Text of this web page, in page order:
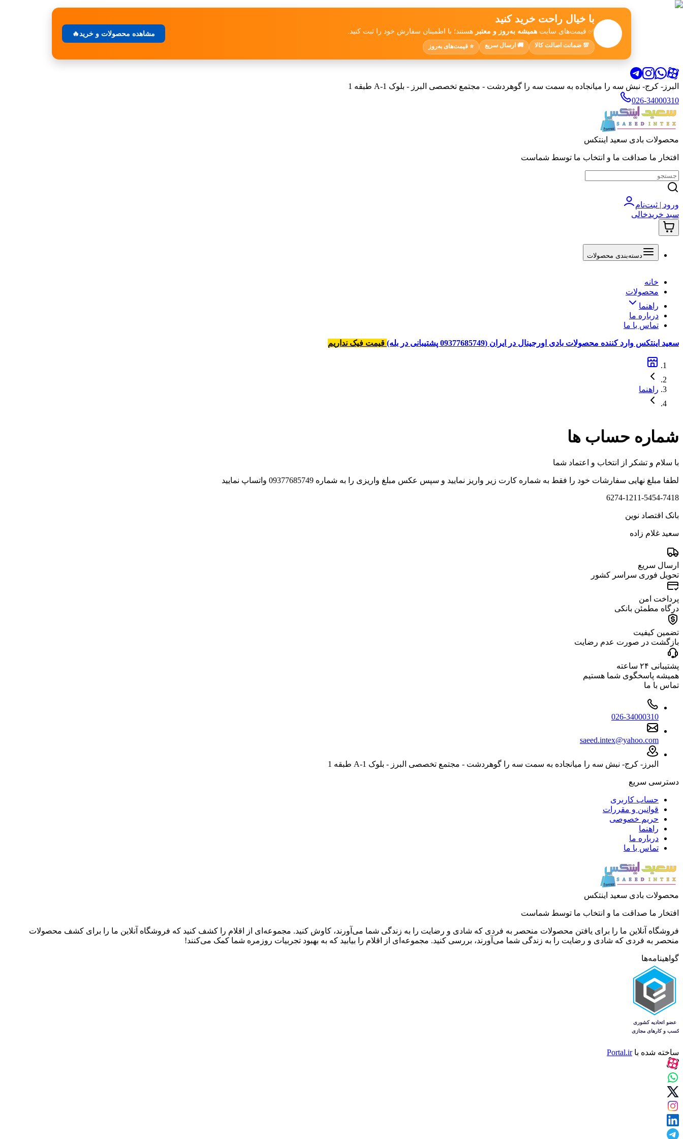
با خیال راحت خرید کنید
✅ قیمت‌های سایت همیشه به‌روز و معتبر هستند؛ با اطمینان سفارش خود را ثبت کنید.
💯 ضمانت اصالت کالا 🚚 ارسال سریع ⭐ قیمت‌های به‌روز
مشاهده محصولات و خرید🔥
البرز- کرج- نبش سه را میانجاده به سمت سه را گوهردشت - مجتمع تخصصی البرز - بلوک 1-A طبقه 1
026-34000310
محصولات بادی سعید اینتکس
افتخار ما صداقت ما و انتخاب ما توسط شماست
ورود | ثبت‌نام
سبد خریدخالی
دسته‌بندی محصولات
خانه
محصولات
راهنما
درباره ما
تماس با ما
سعید اینتکس وارد کننده محصولات بادی اورجینال در ایران (09377685749 پشتیبانی در بله) قیمت فیک نداریم
راهنما
شماره حساب ها
با سلام و تشکر از انتخاب و اعتماد شما
لطفا مبلغ نهایی سفارشات خود را فقط به شماره کارت زیر واریز نمایید و سپس عکس مبلغ واریزی را به شماره 09377685749 واتساپ نمایید
6274-1211-5454-7418
بانک اقتصاد نوین
سعید غلام زاده
ارسال سریع
تحویل فوری سراسر کشور
پرداخت امن
درگاه مطمئن بانکی
تضمین کیفیت
بازگشت در صورت عدم رضایت
پشتیبانی ۲۴ ساعته
همیشه پاسخگوی شما هستیم
تماس با ما
026-34000310
saeed.intex@yahoo.com
البرز- کرج- نبش سه را میانجاده به سمت سه را گوهردشت - مجتمع تخصصی البرز - بلوک 1-A طبقه 1
دسترسی سریع
حساب کاربری
قوانین و مقررات
حریم خصوصی
راهنما
درباره ما
تماس با ما
محصولات بادی سعید اینتکس
افتخار ما صداقت ما و انتخاب ما توسط شماست
فروشگاه آنلاین ما را برای یافتن محصولات منحصر به فردی که شادی و رضایت را به زندگی شما می‌آورند، کاوش کنید. مجموعه‌ای از اقلام را کشف کنید که فروشگاه آنلاین ما را برای کشف محصولات
منحصر به فردی که شادی و رضایت را به زندگی شما می‌آورند، بررسی کنید. مجموعه‌ای از اقلام را بیابید که به بهبود تجربیات روزمره شما کمک می‌کنند!
گواهینامه‌ها
ساخته شده باPortal.ir